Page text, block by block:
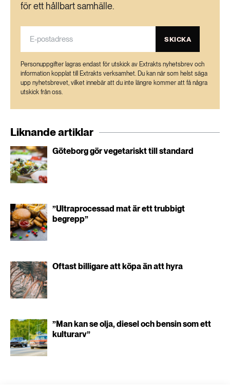
för ett hållbart samhälle.
SKICKA
Personuppgifter lagras endast för utskick av Extrakts nyhetsbrev och
information kopplat till Extrakts verksamhet. Du kan när som helst säga
upp nyhetsbrevet, vilket innebär att du inte längre kommer att få några
utskick från oss.
Liknande artiklar
Göteborg gör vegetariskt till standard
”Ultraprocessad mat är ett trubbigt
begrepp”
Oftast billigare att köpa än att hyra
”Man kan se olja, diesel och bensin som ett
kulturarv”